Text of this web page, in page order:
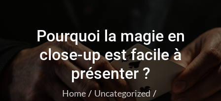
Pourquoi la magie en
close-up est facile à
présenter ?
Home
Uncategorized